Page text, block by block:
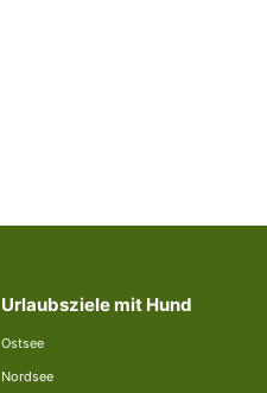
Urlaubsziele mit Hund
Ostsee
Nordsee